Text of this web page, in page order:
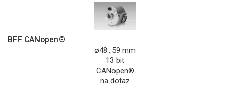
BFF CANopen®
ø48...59 mm
13 bit
CANopen®
na dotaz